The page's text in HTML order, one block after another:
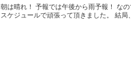
朝は晴れ！ 予報では午後から雨予報！ な
スケジュールで頑張って頂きました。 結